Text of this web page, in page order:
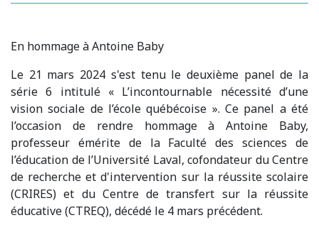
En hommage à Antoine Baby
Le 21 mars 2024 s'est tenu le deuxième panel de la
série 6 intitulé « L’incontournable nécessité d’une
vision sociale de l’école québécoise ». Ce panel a été
l’occasion de rendre hommage à Antoine Baby,
professeur émérite de la Faculté des sciences de
l’éducation de l’Université Laval, cofondateur du Centre
de recherche et d'intervention sur la réussite scolaire
(CRIRES) et du Centre de transfert sur la réussite
éducative (CTREQ), décédé le 4 mars précédent.